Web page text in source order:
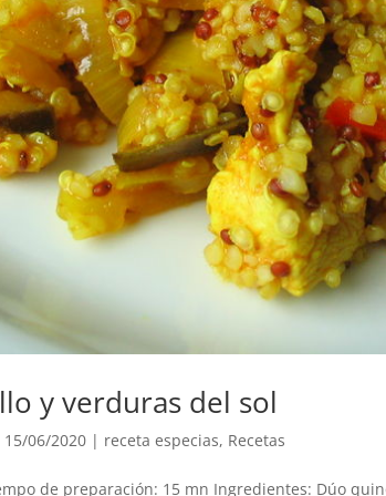
y verduras del sol
15/06/2020 | receta especias, Recetas
de preparación: 15 mn Ingredientes: Dúo